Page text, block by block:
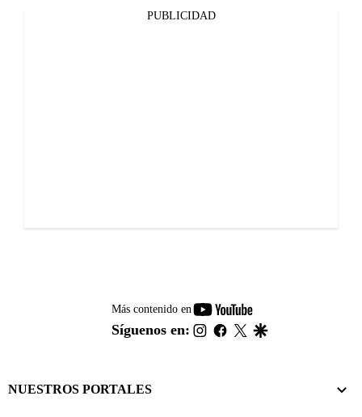
PUBLICIDAD
Más contenido en
youtube-
footer
Síguenos en: instagram
facebook
twitter
NUESTROS PORTALES